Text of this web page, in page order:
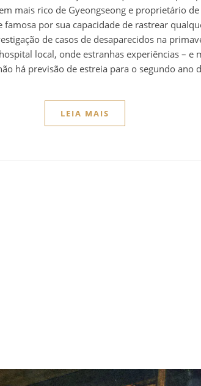
mais rico de Gyeongseong e proprietário de
por sua capacidade de rastrear
de casos de desaparecidos na
local, onde estranhas experiências – e
há previsão de estreia para o segundo ano
LEIA MAIS